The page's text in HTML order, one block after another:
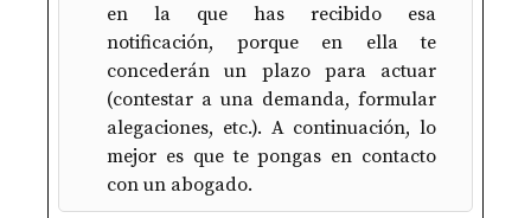
en la que has recibido esa
notificación, porque en ella te
concederán un plazo para actuar
(contestar a una demanda, formular
alegaciones, etc.). A continuación, lo
mejor es que te pongas en contacto
con un abogado.